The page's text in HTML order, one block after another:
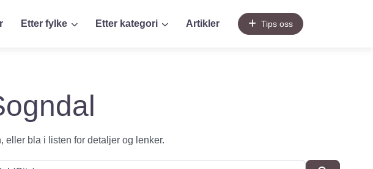
Etter fylke Etter kategori Artikler Tips oss
eller bla i listen for detaljer og lenker.